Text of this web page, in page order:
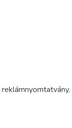
reklámnyomtatvány,